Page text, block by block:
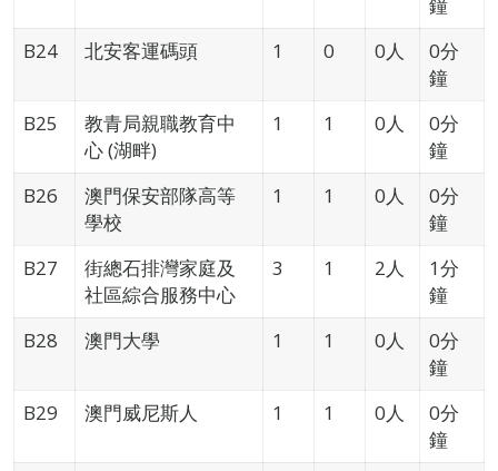
B24
北安客運碼頭 1 0 0人
0分
鐘
B25
教青局親職教育中
心 (湖畔)
1 1 0人
0分
鐘
B26
澳門保安部隊高等
學校
1 1 0人
0分
鐘
B27
街總石排灣家庭及
社區綜合服務中心
3 1 2人
1分
鐘
B28
澳門大學 1 1 0人
0分
鐘
B29
澳門威尼斯人 1 1 0人
0分
鐘